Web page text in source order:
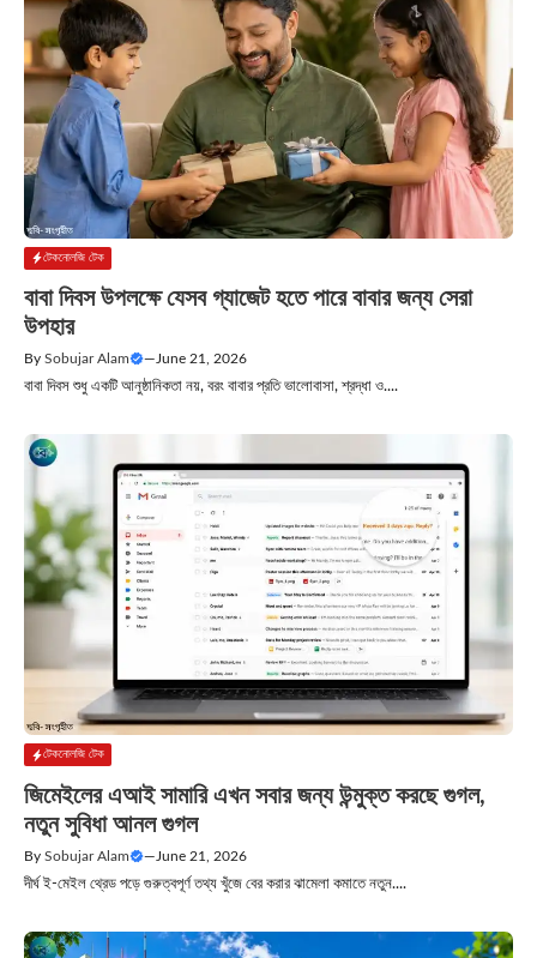
টেকনোলজি টেক
বাবা দিবস উপলক্ষে যেসব গ্যাজেট হতে পারে বাবার জন্য সেরা
উপহার
By Sobujar Alam — June 21, 2026
বাবা দিবস শুধু একটি আনুষ্ঠানিকতা নয়, বরং বাবার প্রতি ভালোবাসা, শ্রদ্ধা ও....
টেকনোলজি টেক
জিমেইলের এআই সামারি এখন সবার জন্য উন্মুক্ত করছে গুগল,
নতুন সুবিধা আনল গুগল
By Sobujar Alam — June 21, 2026
দীর্ঘ ই-মেইল থ্রেড পড়ে গুরুত্বপূর্ণ তথ্য খুঁজে বের করার ঝামেলা কমাতে নতুন....